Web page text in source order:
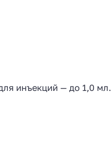
инъекций — до 1,0 мл.